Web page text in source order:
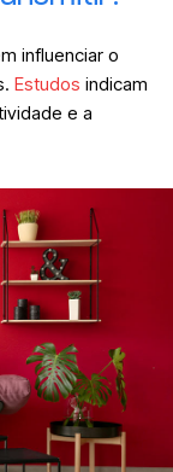
influenciar o
Estudos indicam
e a